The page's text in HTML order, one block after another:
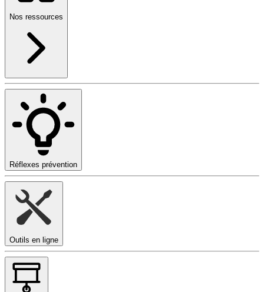
Nos ressources
Réflexes prévention
Outils en ligne